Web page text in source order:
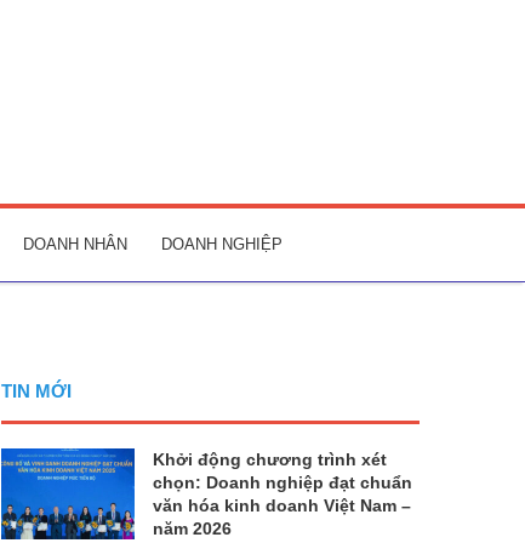
DOANH NHÂN DOANH NGHIỆP
TIN MỚI
Khởi động chương trình xét
chọn: Doanh nghiệp đạt chuẩn
văn hóa kinh doanh Việt Nam –
năm 2026